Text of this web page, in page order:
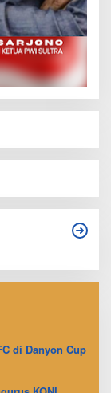
di Danyon Cup